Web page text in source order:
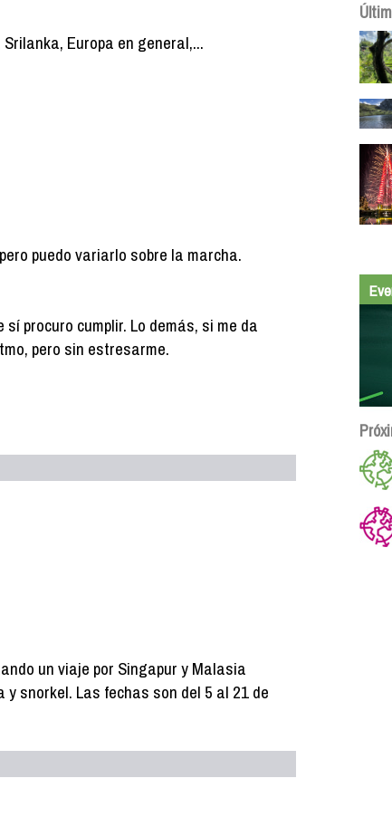
Europa en general,...
puedo variarlo sobre la marcha.
procuro cumplir. Lo demás, si me da
pero sin estresarme.
un viaje por Singapur y Malasia
snorkel. Las fechas son del 5 al 21 de